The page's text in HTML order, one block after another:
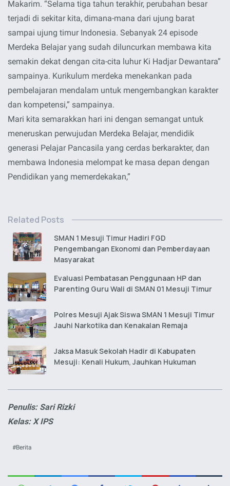
Makarim. “Selama tiga tahun terakhir, perubahan besar
terjadi di sekitar kita, dimana-mana dari ujung barat
sampai ujung timur Indonesia. Sebanyak 24 episode
Merdeka Belajar yang sudah diluncurkan membawa kita
semakin dekat dengan cita-cita luhur Ki Hadjar Dewantara”
sampainya. Kurikulum merdeka menekankan pada
pembelajaran mendalam untuk mengembangkan karakter
dan kompetensi,” sampainya.
Mari kita semarakkan hari ini dengan semangat untuk
meneruskan perwujudan Merdeka Belajar, mendidik
generasi Pelajar Pancasila yang cerdas berkarakter, dan
membawa Indonesia melompat ke masa depan dengan
Pendidikan yang memerdekakan,”
Related Posts
SMAN 1 Mesuji Timur Hadiri FGD
Pengembangan Ekonomi dan Pemberdayaan
Masyarakat
Evaluasi Pembatasan Penggunaan HP dan
Parenting Guru Wali di SMAN 01 Mesuji Timur
Polres Mesuji Ajak Siswa SMAN 1 Mesuji Timur
Jauhi Narkotika dan Kenakalan Remaja
Jaksa Masuk Sekolah Hadir di Kabupaten
Mesuji: Kenali Hukum, Jauhkan Hukuman
Penulis: Sari Rizki
Kelas: X IPS
Berita